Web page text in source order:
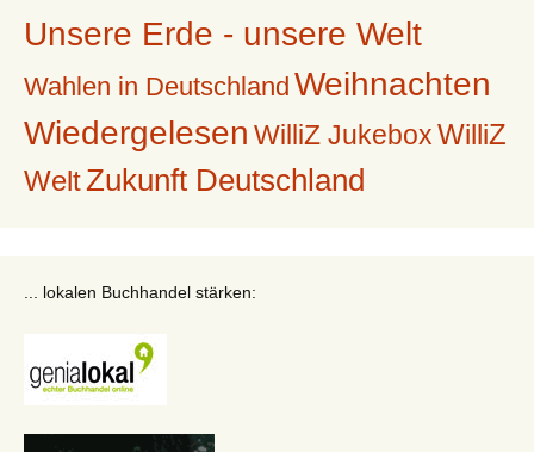
Unsere Erde - unsere Welt
Wahlen in Deutschland Weihnachten
Wiedergelesen WilliZ Jukebox WilliZ
WeltZukunft Deutschland
... lokalen Buchhandel stärken: